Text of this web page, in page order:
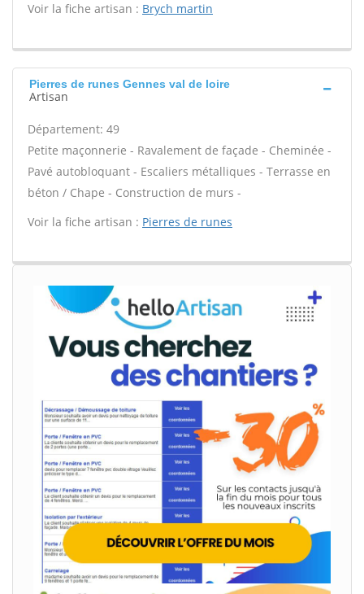
Voir la fiche artisan : Brych martin
Pierres de runes Gennes val de loire
Artisan
Département: 49
Petite maçonnerie - Ravalement de façade - Cheminée -
Pavé autobloquant - Escaliers métalliques - Terrasse en
béton / Chape - Construction de murs -
Voir la fiche artisan : Pierres de runes